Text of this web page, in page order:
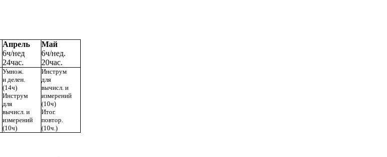
Апрель
6ч/нед
24час.
Май
6ч/нед.
20час.
Умнож.
и делен.
(14ч)
Инструм
для
вычисл. и
измерений
(10ч)
Инструм
для
вычисл. и
измерений
(10ч)
Итог.
повтор.
(10ч.)